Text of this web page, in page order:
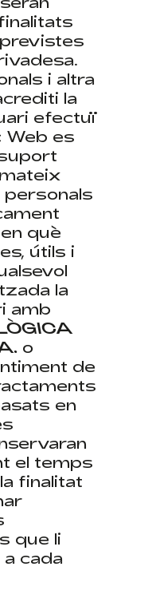
i altra
la
efectuï
Web es
personals
què
útils i
la
amb
o
de
en
el temps
finalitat
que li
cada